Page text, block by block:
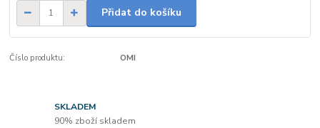
Přidat do košíku
Číslo produktu: OMI
SKLADEM
90% zboží skladem